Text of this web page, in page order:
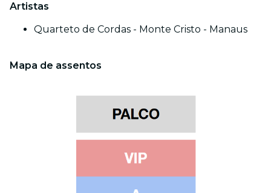
Artistas
Quarteto de Cordas - Monte Cristo - Manaus
Mapa de assentos